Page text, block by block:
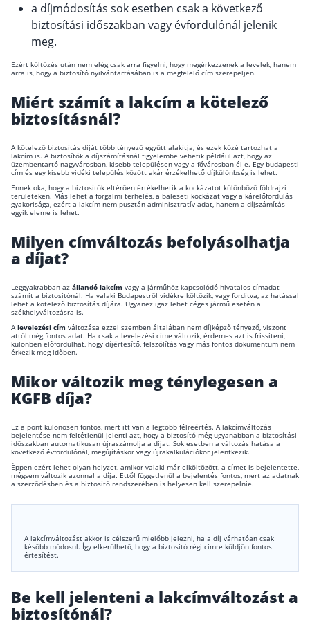
a díjmódosítás sok esetben csak a következő
biztosítási időszakban vagy évfordulónál jelenik
meg.
Ezért költözés után nem elég csak arra figyelni, hogy megérkezzenek a levelek, hanem
arra is, hogy a biztosító nyilvántartásában is a megfelelő cím szerepeljen.
Miért számít a lakcím a kötelező
biztosításnál?
A kötelező biztosítás díját több tényező együtt alakítja, és ezek közé tartozhat a
lakcím is. A biztosítók a díjszámításnál figyelembe vehetik például azt, hogy az
üzembentartó nagyvárosban, kisebb településen vagy a fővárosban él-e. Egy budapesti
cím és egy kisebb vidéki település között akár érzékelhető díjkülönbség is lehet.
Ennek oka, hogy a biztosítók eltérően értékelhetik a kockázatot különböző földrajzi
területeken. Más lehet a forgalmi terhelés, a baleseti kockázat vagy a kárelőfordulás
gyakorisága, ezért a lakcím nem pusztán adminisztratív adat, hanem a díjszámítás
egyik eleme is lehet.
Milyen címváltozás befolyásolhatja
a díjat?
Leggyakrabban az állandó lakcím vagy a járműhöz kapcsolódó hivatalos címadat
számít a biztosítónál. Ha valaki Budapestről vidékre költözik, vagy fordítva, az hatással
lehet a kötelező biztosítás díjára. Ugyanez igaz lehet céges jármű esetén a
székhelyváltozásra is.
Alevelezési cím változása ezzel szemben általában nem díjképző tényező, viszont
attól még fontos adat. Ha csak a levelezési címe változik, érdemes azt is frissíteni,
különben előfordulhat, hogy díjértesítő, felszólítás vagy más fontos dokumentum nem
érkezik meg időben.
Mikor változik meg ténylegesen a
KGFB díja?
Ez a pont különösen fontos, mert itt van a legtöbb félreértés. A lakcímváltozás
bejelentése nem feltétlenül jelenti azt, hogy a biztosító még ugyanabban a biztosítási
időszakban automatikusan újraszámolja a díjat. Sok esetben a változás hatása a
következő évfordulónál, megújításkor vagy újrakalkulációkor jelentkezik.
Éppen ezért lehet olyan helyzet, amikor valaki már elköltözött, a címet is bejelentette,
mégsem változik azonnal a díja. Ettől függetlenül a bejelentés fontos, mert az adatnak
a szerződésben és a biztosító rendszerében is helyesen kell szerepelnie.
A lakcímváltozást akkor is célszerű mielőbb jelezni, ha a díj várhatóan csak
később módosul. Így elkerülhető, hogy a biztosító régi címre küldjön fontos
értesítést.
Be kell jelenteni a lakcímváltozást a
biztosítónál?